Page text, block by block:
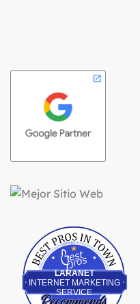
LARANET
INTERNET MARKETING
SERVICE
Best Pros In Town